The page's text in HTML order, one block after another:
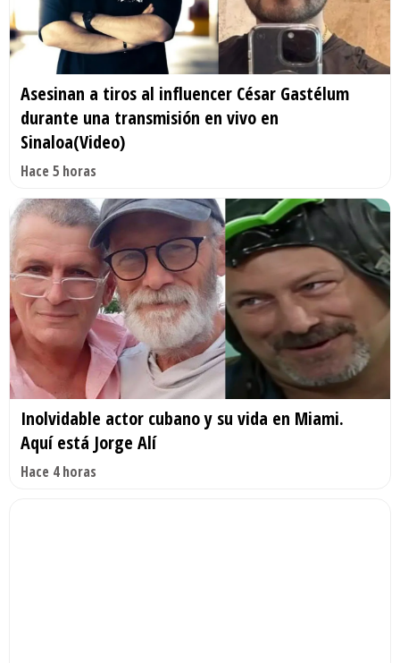
Asesinan a tiros al influencer César Gastélum
durante una transmisión en vivo en
Sinaloa(Video)
Hace 5 horas
Inolvidable actor cubano y su vida en Miami.
Aquí está Jorge Alí
Hace 4 horas